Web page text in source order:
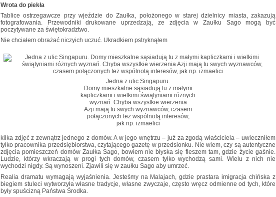
Wrota do piekła
Tablice ostrzegawcze przy wjeździe do Zaułka, położonego w starej dzielnicy miasta, zakazują
fotografowania. Przewodniki drukowane uprzedzają, ze zdjęcia w Zaułku Sago mogą być
poczytywane za świętokradztwo.
Nie chciałem obrażać niczyich uczuć. Ukradkiem pstryknąłem
Jedna z ulic Singapuru.
Domy mieszkalne sąsiadują tu z małymi
kapliczkami i wielkimi świątyniami różnych
wyznań. Chyba wszystkie wierzenia
Azji mają tu swych wyznawców, czasem
połączonych też wspólnotą interesów,
jak np. izmaelici
kilka zdjęć z zewnątrz jednego z domów. A w jego wnętrzu – już za zgodą właściciela – uwieczniłem
tylko pracownika przedsiębiorstwa, czytającego gazetę w przedsionku. Nie wiem, czy są autentyczne
zdjęcia pomieszczeń domów Zaułka Sago, bowiem nie błyska się fleszem tam, gdzie życie gaśnie.
Ludzie, którzy wkraczają w progi tych domów, czasem tylko wychodzą sami. Wielu z nich nie
wychodzi nigdy. Są wynoszeni. Zjawili się w zaułku Sago aby umrzeć.
Realia dramatu wymagają wyjaśnienia. Jesteśmy na Malajach, gdzie prastara imigracja chińska z
biegiem stuleci wytworzyła własne tradycje, własne zwyczaje, często wręcz odmienne od tych, które
były spuścizną Państwa Środka.